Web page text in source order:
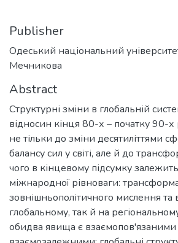
Publisher
Одеський національний університет
Мечникова
Abstract
Структурні зміни в глобальній
відносин кінця 80-х – початку 90-
не тільки до зміни десятиліттями
балансу сил у світі, але й до
чого в кінцевому підсумку
міжнародної рівноваги:
зовнішньополітичного мислення та
глобальному, так й на
обидва явища є взаємопов'язаними